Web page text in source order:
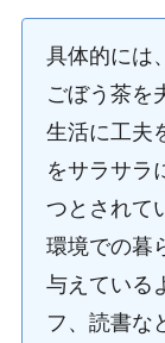
具体的には
ごぼう茶を
生活に工夫
をサラサラ
つとされて
環境での暮
与えている
フ、読書な